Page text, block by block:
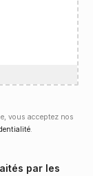
vous acceptez nos
.
par les